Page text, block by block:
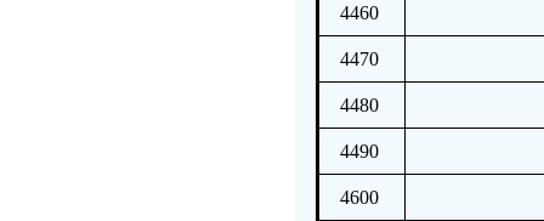
4460
4470
4480
4490
4600